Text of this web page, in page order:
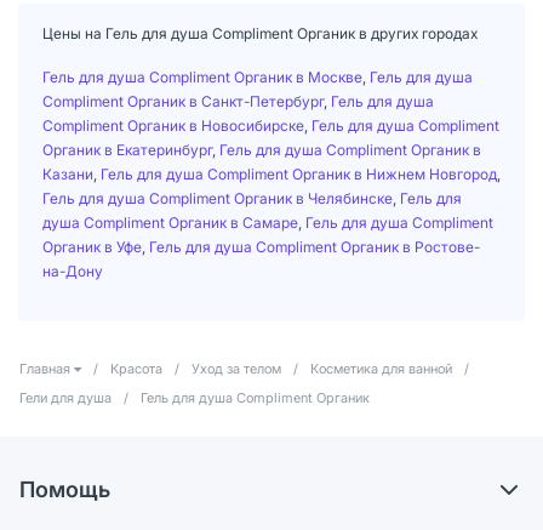
Цены на Гель для душа Compliment Органик в других городах
Гель для душа Compliment Органик в Москве Гель для душа
Compliment Органик в Санкт-Петербург, Гель для душа
Compliment Органик в Новосибирске Гель для душа Compliment
Органик в Екатеринбург, Гель для душа Compliment Органик в
Казани Гель для душа Compliment Органик в Нижнем Новгород
Гель для душа Compliment Органик в Челябинске Гель для
душа Compliment Органик в Самаре Гель для душа Compliment
Органик в Уфе Гель для душа Compliment Органик в Ростове-
на-Дону
Главная / Красота / Уход за телом / Косметика для ванной
/
Гели для душа
/ Гель для душа Compliment Органик
Помощь